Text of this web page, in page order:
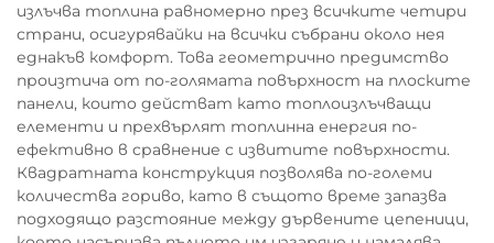
излъчва топлина равномерно през всичките четири
страни, осигурявайки на всички събрани около нея
еднакъв комфорт. Това геометрично предимство
произтича от по-голямата повърхност на плоските
панели, които действат като топлоизлъчващи
елементи и прехвърлят топлинна енергия по-
ефективно в сравнение с извитите повърхности.
Квадратната конструкция позволява по-големи
количества гориво, като в същото време запазва
подходящо разстояние между дървените цепеници,